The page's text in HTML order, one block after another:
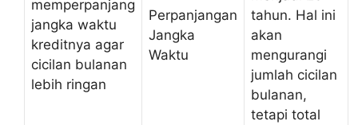
memperpanjang
jangka waktu
kreditnya agar
cicilan bulanan
lebih ringan
Perpanjangan
Jangka
Waktu
tahun. Hal ini
akan
mengurangi
jumlah cicilan
bulanan,
tetapi total